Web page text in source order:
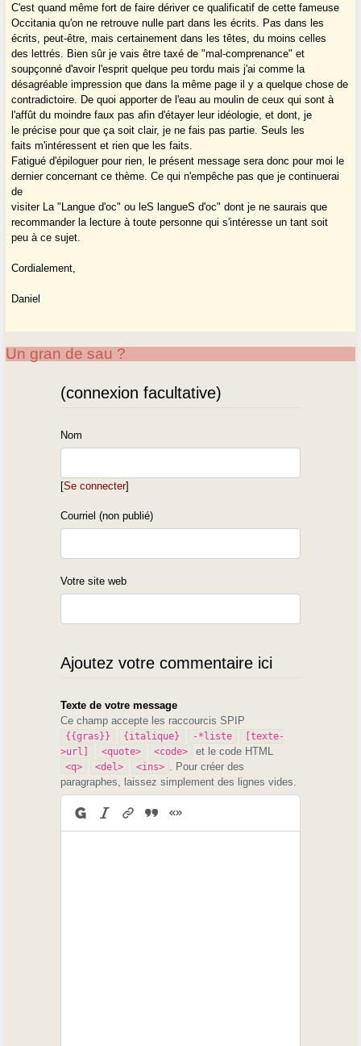
C'est quand même fort de faire dériver ce qualificatif de cette fameuse
Occitania qu'on ne retrouve nulle part dans les écrits. Pas dans les
écrits, peut-être, mais certainement dans les têtes, du moins celles
des lettrés. Bien sûr je vais être taxé de "mal-comprenance" et
soupçonné d'avoir l'esprit quelque peu tordu mais j'ai comme la
désagréable impression que dans la même page il y a quelque chose de
contradictoire. De quoi apporter de l'eau au moulin de ceux qui sont à
l'affût du moindre faux pas afin d'étayer leur idéologie, et dont, je
le précise pour que ça soit clair, je ne fais pas partie. Seuls les
faits m'intéressent et rien que les faits.
Fatigué d'épiloguer pour rien, le présent message sera donc pour moi le
dernier concernant ce thème. Ce qui n'empêche pas que je continuerai
de
visiter La "Langue d'oc" ou leS langueS d'oc" dont je ne saurais que
recommander la lecture à toute personne qui s'intéresse un tant soit
peu à ce sujet.
Cordialement,
Daniel
Un gran de sau ?
(connexion facultative)
Nom
[Se connecter]
Courriel (non publié)
Votre site web
Ajoutez votre commentaire ici
Texte de votre message
Ce champ accepte les raccourcis SPIP
{{gras}} {italique} -*liste
[texte-
>url]
<quote> <code> et le code HTML
<q> <del> <ins>
. Pour créer des
paragraphes, laissez simplement des lignes vides.